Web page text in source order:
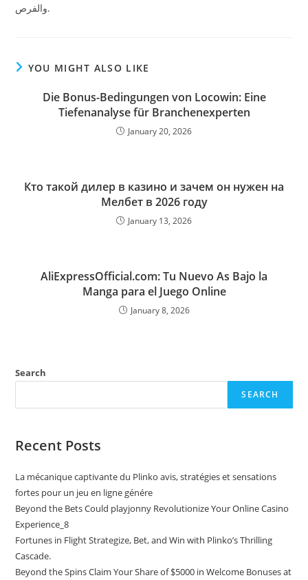
والفرص.
YOU MIGHT ALSO LIKE
Die Bonus-Bedingungen von Locowin: Eine
Tiefenanalyse für Branchenexperten
January 20, 2026
Кто такой дилер в казино и зачем он нужен на
Мелбет в 2026 году
January 13, 2026
AliExpressOfficial.com: Tu Nuevo As Bajo la
Manga para el Juego Online
January 8, 2026
Search
SEARCH
Recent Posts
La mécanique captivante du Plinko avis, stratégies et sensations
fortes pour un jeu en ligne génére
Beyond the Bets Could playjonny Revolutionize Your Online Casino
Experience_8
Fortunes in Flight Strategize, Bet, and Win with Plinko’s Thrilling
Cascade.
Beyond the Spins Claim Your Share of $5000 in Welcome Bonuses at